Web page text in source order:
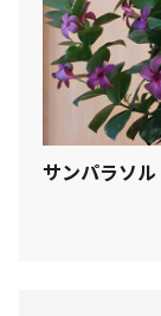
サンパラソ